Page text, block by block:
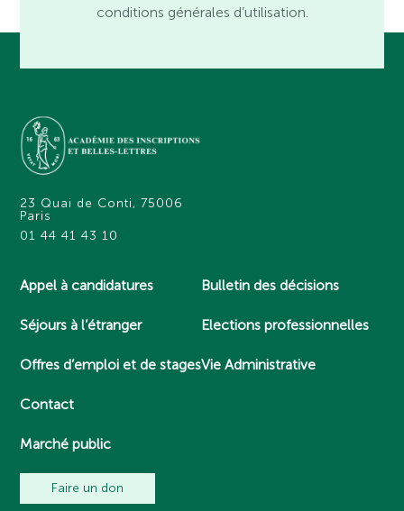
conditions générales d’utilisation.
23 Quai de Conti, 75006
Paris
01 44 41 43 10
Appel à candidatures
Séjours à l’étranger
Offres d’emploi et de stages
Contact
Marché public
Bulletin des décisions
Elections professionnelles
Vie Administrative
Faire un don